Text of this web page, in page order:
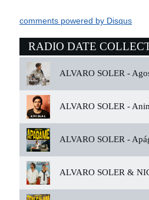
comments powered by Disqus
RADIO DATE
ALVARO SOLER -
ALVARO SOLER -
ALVARO SOLER -
ALVARO SOLER &